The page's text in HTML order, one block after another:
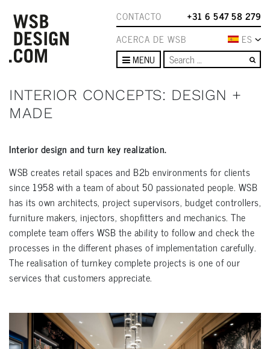
CONTACTO
+31 6 547 58 279
ACERCA DE WSB
ES
MENU
INTERIOR CONCEPTS: DESIGN +
MADE
Interior design and turn key realization.
WSB creates retail spaces and B2b environments for clients
since 1958 with a team of about 50 passionated people. WSB
has its own architects, project supervisors, budget controllers,
furniture makers, injectors, shopfitters and mechanics. The
complete team offers WSB the ability to follow and check the
processes in the different phases of implementation carefully.
The realisation of turnkey complete projects is one of our
services that customers appreciate.